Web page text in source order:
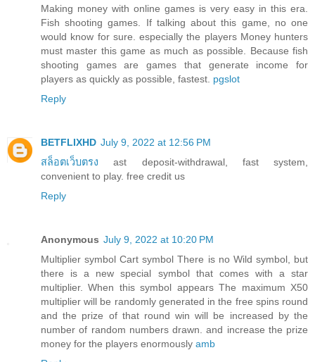
Making money with online games is very easy in this era.
Fish shooting games. If talking about this game, no one
would know for sure. especially the players Money hunters
must master this game as much as possible. Because fish
shooting games are games that generate income for
players as quickly as possible, fastest. pgslot
Reply
BETFLIXHD July 9, 2022 at 12:56 PM
สล็อตเว็บตรง ast deposit-withdrawal, fast system,
convenient to play. free credit us
Reply
Anonymous July 9, 2022 at 10:20 PM
Multiplier symbol Cart symbol There is no Wild symbol, but
there is a new special symbol that comes with a star
multiplier. When this symbol appears The maximum X50
multiplier will be randomly generated in the free spins round
and the prize of that round win will be increased by the
number of random numbers drawn. and increase the prize
money for the players enormously amb